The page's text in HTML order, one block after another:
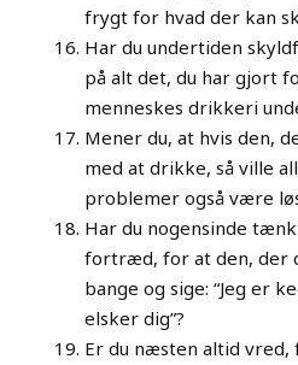
frygt for hvad der kan
Har du undertiden
på alt det, du har gjort
menneskes drikkeri
Mener du, at hvis den,
med at drikke, så ville
problemer også være
Har du nogensinde
fortræd, for at den, der
bange og sige: “Jeg er
elsker dig”?
Er du næsten altid